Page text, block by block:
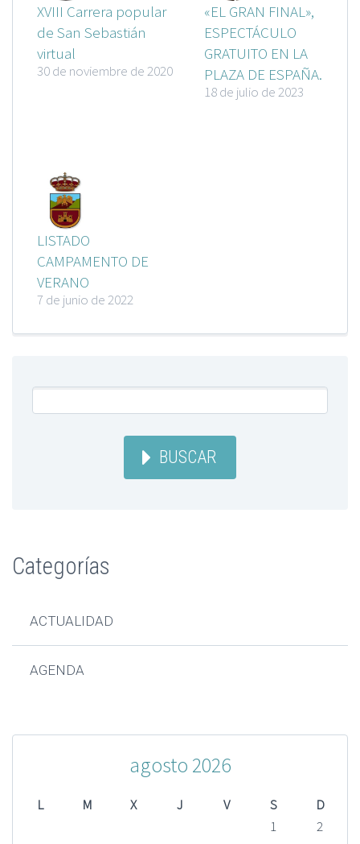
XVIII Carrera popular
de San Sebastián
virtual
30 de noviembre de 2020
«EL GRAN FINAL»,
ESPECTÁCULO
GRATUITO EN LA
PLAZA DE ESPAÑA.
18 de julio de 2023
LISTADO
CAMPAMENTO DE
VERANO
7 de junio de 2022
BUSCAR
Categorías
ACTUALIDAD
AGENDA
agosto 2026
L M X J V S
D
1
2